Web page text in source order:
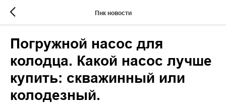
Пнк новости
Погружной насос для
колодца. Какой насос лучше
купить: скважинный или
колодезный.